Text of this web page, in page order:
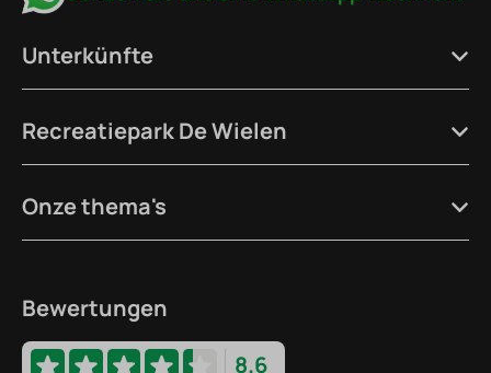
Unterkünfte
Recreatiepark De Wielen
Onze thema's
Bewertungen
8.6